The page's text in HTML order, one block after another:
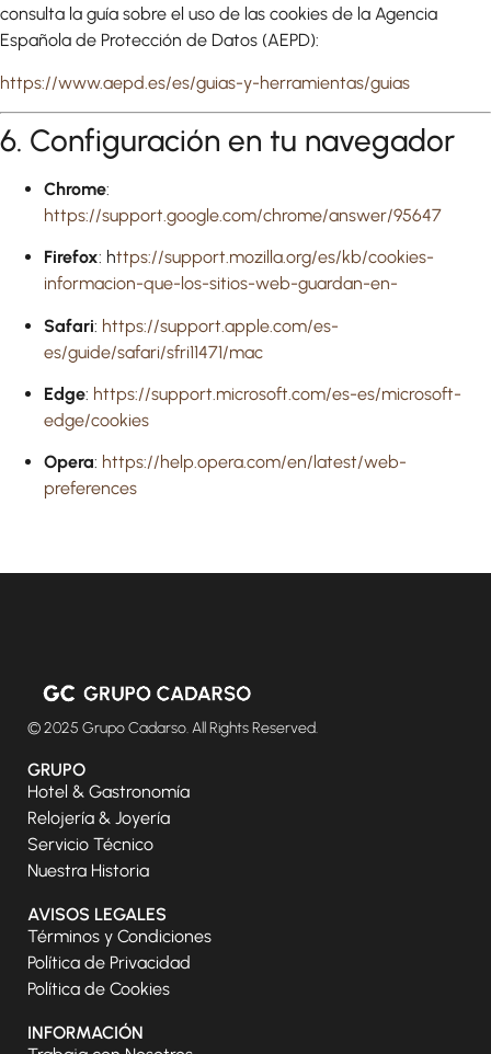
consulta la guía sobre el uso de las cookies de la Agencia
Española de Protección de Datos (AEPD):
https://www.aepd.es/es/guias-y-herramientas/guias
6. Configuración en tu navegador
Chrome:
https://support.google.com/chrome/answer/95647
Firefox: https://support.mozilla.org/es/kb/cookies-
informacion-que-los-sitios-web-guardan-en-
Safari: https://support.apple.com/es-
es/guide/safari/sfri11471/mac
Edge: https://support.microsoft.com/es-es/microsoft-
edge/cookies
Opera: https://help.opera.com/en/latest/web-
preferences
© 2025 Grupo Cadarso. All Rights Reserved.
GRUPO
Hotel & Gastronomía
Relojería & Joyería
Servicio Técnico
Nuestra Historia
AVISOS LEGALES
Términos y Condiciones
Política de Privacidad
Política de Cookies
INFORMACIÓN